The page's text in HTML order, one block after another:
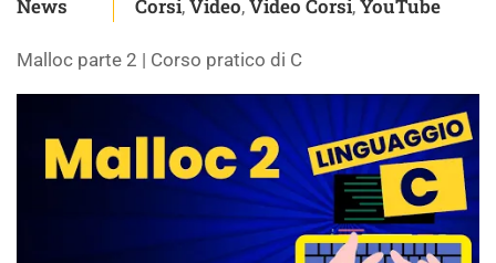
News Corsi, Video, Video Corsi, YouTube
Malloc parte 2 | Corso pratico di C